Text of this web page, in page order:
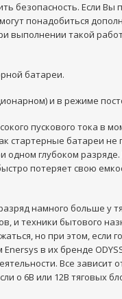
безопасность. Если Вы
понадобиться
выполнении такой
батареи.
и в режиме
пускового тока в
стартерные батареи
одном глубоком
потеряет свою
намного больше у
и техники бытового
но при этом, если
в их бренде
Все зависит
о 6В или 12В тяговых